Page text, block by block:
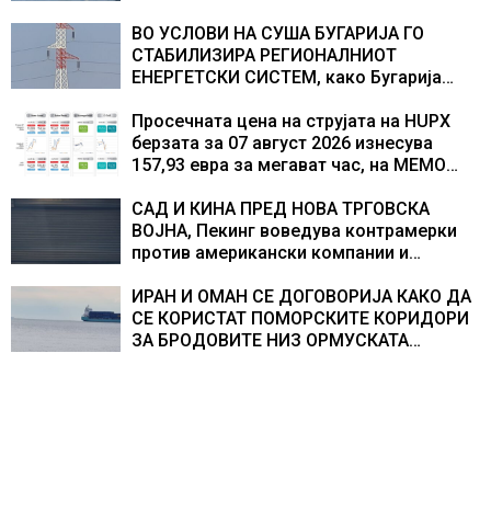
центри за податоци
ВО УСЛОВИ НА СУША БУГАРИЈА ГО
СТАБИЛИЗИРА РЕГИОНАЛНИОТ
ЕНЕРГЕТСКИ СИСТЕМ, како Бугарија
складирање на енергија од батерии
Просечната цена на струјата на HUPX
берзата за 07 август 2026 изнесува
157,93 евра за мегават час, на МЕМО
САД И КИНА ПРЕД НОВА ТРГОВСКА
ВОЈНА, Пекинг воведува контрамерки
против американски компании и
ИРАН И ОМАН СЕ ДОГОВОРИЈА КАКО ДА
СЕ КОРИСТАТ ПОМОРСКИТЕ КОРИДОРИ
ЗА БРОДОВИТЕ НИЗ ОРМУСКАТА